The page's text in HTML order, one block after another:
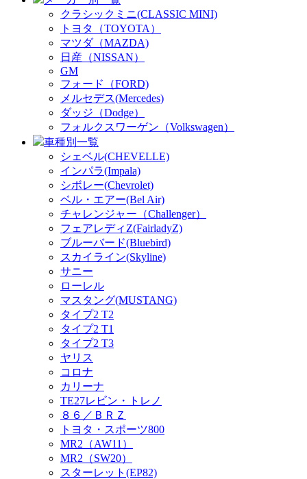
クラシックミニ(CLASSIC MINI)
トヨタ（TOYOTA）
マツダ（MAZDA)
日産（NISSAN）
GM
フォード（FORD)
メルセデス(Mercedes)
ダッジ（Dodge）
フォルクスワーゲン（Volkswagen）
車種別一覧
シェベル(CHEVELLE)
インパラ(Impala)
シボレー(Chevrolet)
ベル・エアー(Bel Air)
チャレンジャー（Challenger）
フェアレディZ(FairladyZ)
ブルーバード(Bluebird)
スカイライン(Skyline)
サニー
ローレル
マスタング(MUSTANG)
タイプ2 T2
タイプ2 T1
タイプ2 T3
ヤリス
コロナ
カリーナ
TE27レビン・トレノ
８６／ＢＲＺ
トヨタ・スポーツ800
MR2（AW11）
MR2（SW20）
スターレット(EP82)